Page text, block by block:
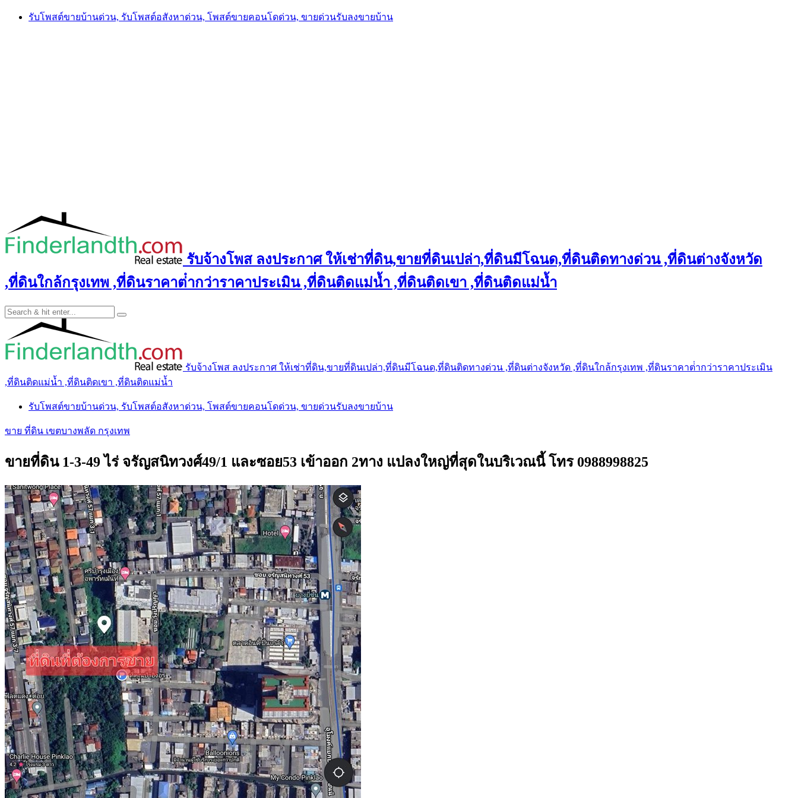
Skip
รับโพสต์ขายบ้านด่วน, รับโพสต์อสังหาด่วน, โพสต์ขายคอนโดด่วน, ขายด่วนรับลงขายบ้าน
รับจ้างโพส ลงประกาศ ให้เช่าที่ดิน,ขายที่ดินเปล่า,ที่ดินมีโฉนด,ที่ดินติดทางด่วน ,ที่ดินต่างจังหวัด
,ที่ดินใกล้กรุงเทพ ,ที่ดินราคาต่ํากว่าราคาประเมิน ,ที่ดินติดแม่น้ำ ,ที่ดินติดเขา ,ที่ดินติดแม่น้ำ
รับจ้างโพส ลงประกาศ ให้เช่าที่ดิน,ขายที่ดินเปล่า,ที่ดินมีโฉนด,ที่ดินติดทางด่วน ,ที่ดินต่างจังหวัด ,ที่ดินใกล้กรุงเทพ ,ที่ดินราคาต่ํากว่าราคาประเมิน
,ที่ดินติดแม่น้ำ ,ที่ดินติดเขา ,ที่ดินติดแม่น้ำ
รับโพสต์ขายบ้านด่วน, รับโพสต์อสังหาด่วน, โพสต์ขายคอนโดด่วน, ขายด่วนรับลงขายบ้าน
ขาย ที่ดิน เขตบางพลัด กรุงเทพ
ขายที่ดิน 1-3-49 ไร่ จรัญสนิทวงศ์49/1 และซอย53 เข้าออก 2ทาง แปลงใหญ่ที่สุดในบริเวณนี้ โทร 0988998825